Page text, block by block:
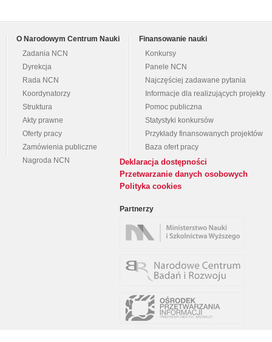
O Narodowym Centrum Nauki
Zadania NCN
Dyrekcja
Rada NCN
Koordynatorzy
Struktura
Akty prawne
Oferty pracy
Zamówienia publiczne
Nagroda NCN
Finansowanie nauki
Konkursy
Panele NCN
Najczęściej zadawane pytania
Informacje dla realizujących projekty
Pomoc publiczna
Statystyki konkursów
Przykłady finansowanych projektów
Baza ofert pracy
Deklaracja dostępności
Przetwarzanie danych osobowych
Polityka cookies
Partnerzy